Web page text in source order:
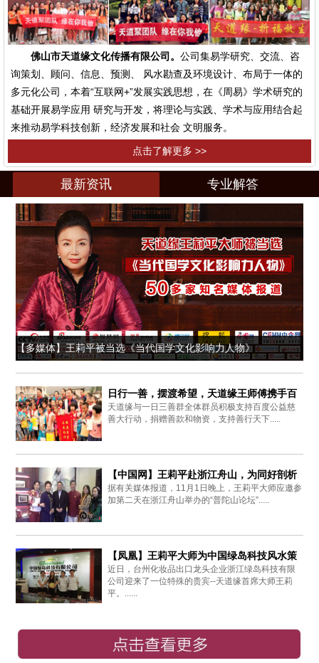
佛山市天道缘文化传播有限公司。 公司集易学研究、交流、咨
询策划、顾问、信息、预测、 风水勘查及环境设计、布局于一体的
多元化公司，本着“互联网+”发展实践思想，在《周易》学术研究的
基础开展易学应用 研究与开发，将理论与实践、学术与应用结合起
来推动易学科技创新，经济发展和社会 文明服务。
点击了解更多 >>
最新资讯 专业解答
【多媒体】王莉平被当选《当代国学文化影响力人物》
日行一善，摆渡希望，天道缘王师傅携手百
度爱心同行
天道缘与一日三善群全体群员积极支持百度公益慈
善大行动，捐赠善款和物资，支持善行天下.....
【中国网】王莉平赴浙江舟山，为同好剖析
周易思想
据有关媒体报道，11月1日晚上，王莉平大师应邀参
加第二天在浙江舟山举办的“普陀山论坛”.....
【凤凰】王莉平大师为中国绿岛科技风水策
划布局
近日，台州化妆品出口龙头企业浙江绿岛科技有限
公司迎来了一位特殊的贵宾--天道缘首席大师王莉
平。......